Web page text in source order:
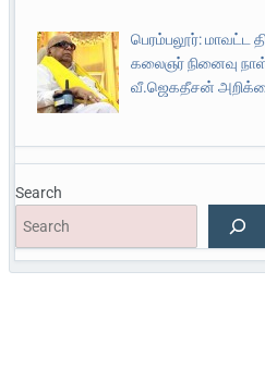
பெரம்பலூர்: மாவட்ட
கலைஞர் நினைவு
வீ.ஜெகதீசன்
Search